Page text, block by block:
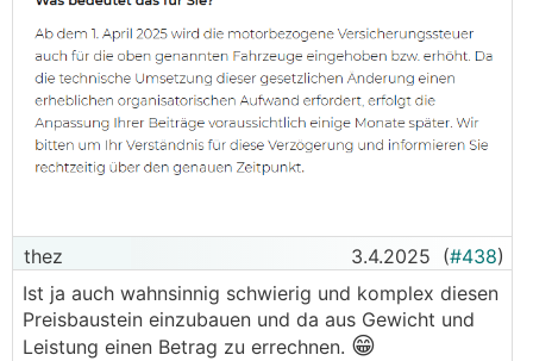
thez 3.4.2025 (#438)
Ist ja auch wahnsinnig schwierig und komplex diesen
Preisbaustein einzubauen und da aus Gewicht und
Leistung einen Betrag zu errechnen. 😁